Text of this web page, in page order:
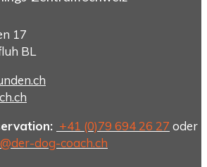
17
BL
+41 (0)79 694 26 27 oder
dog-coach.ch